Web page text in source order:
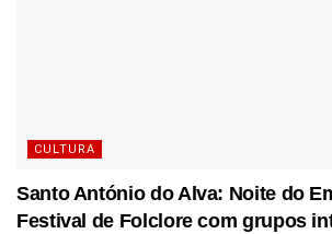
CULTURA
Santo António do Alva: Noite do
Festival de Folclore com grupos